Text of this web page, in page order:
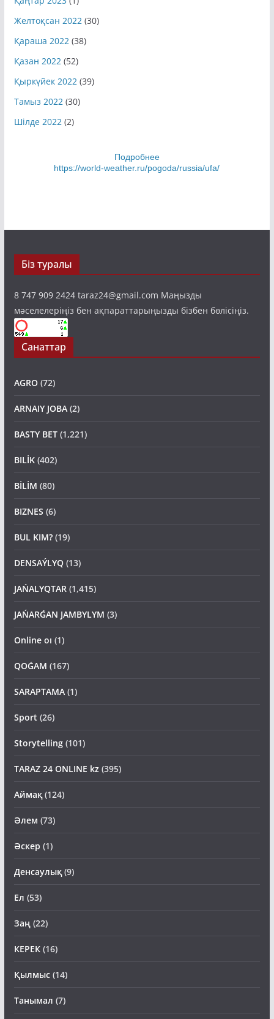
Желтоқсан 2022(30)
Қараша 2022(38)
Қазан 2022(52)
Қыркүйек 2022(39)
Тамыз 2022(30)
Шілде 2022(2)
Подробнее
https://world-weather.ru/pogoda/russia/ufa/
Біз туралы
8 747 909 2424 taraz24@gmail.com Маңызды
мәселелеріңіз бен ақпараттарыңызды бізбен бөлісіңіз.
Санаттар
AGRO(72)
ARNAIY JOBA(2)
BASTY BET(1,221)
BILİK(402)
BİLİM (80)
BIZNES (6)
BUL KIM?(19)
DENSAÝLYQ(13)
JAŃALYQTAR(1,415)
JAŃARǴAN JAMBYLYM (3)
Online oı (1)
QOǴAM (167)
SARAPTAMA(1)
Sport (26)
Storytelling(101)
TARAZ 24 ONLINE kz(395)
Аймақ(124)
Әлем (73)
Әскер (1)
Денсаулық(9)
Ел (53)
Заң(22)
КЕРЕК(16)
Қылмыс(14)
Танымал (7)